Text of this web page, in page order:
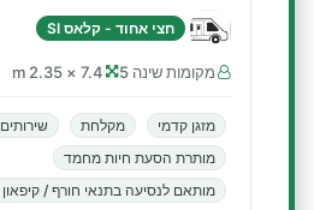
חצי אחוד - קלאס SI
מקומות שינה 5 7.4 × 2.35 m
מזגן קדמי מקלחת
שירותים
מותרת הסעת חיות מחמד
מותאם לנסיעה בתנאי חורף / קיפאון